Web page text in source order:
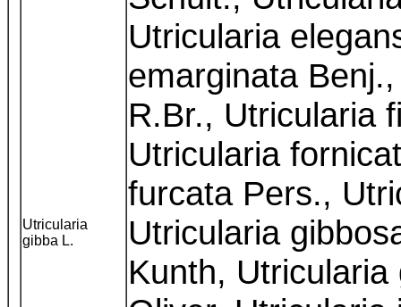
Utricularia
gibba L.
Utricularia
emarginata
R.Br., Utricularia
Utricularia
furcata Pers.,
Utricularia
Kunth,